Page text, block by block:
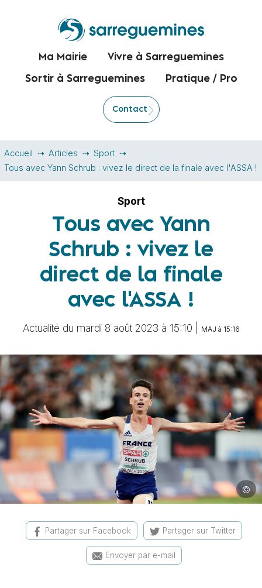
Ma Mairie Vivre à Sarreguemines
Sortir à Sarreguemines Pratique / Pro
Contact
Accueil Articles
Sport
Tous avec Yann Schrub : vivez le direct de la finale avec l'ASSA !
Sport
Tous avec Yann
Schrub : vivez le
direct de la finale
avec l'ASSA !
Actualité du mardi 8 août 2023 à 15:10 | MAJ à 15:16
©
Partager sur Facebook Partager sur Twitter
Envoyer par e-mail